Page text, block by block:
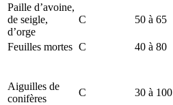
Paille d’avoine,
de seigle,
d’orge
C 50 à 65
Feuilles mortes C 40 à 80
Aiguilles de
conifères
C 30 à 100